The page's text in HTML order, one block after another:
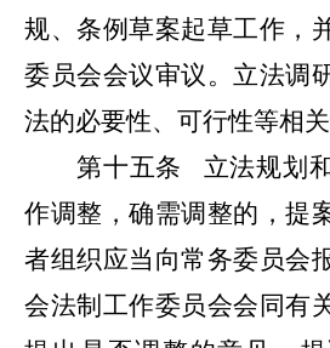
规、条例草案起草工作，
委员会会议审议。立法调
法的必要性、可行性等相关
第十五条 立法规划
作调整，确需调整的，提
者组织应当向常务委员会
会法制工作委员会会同有